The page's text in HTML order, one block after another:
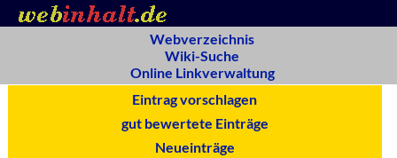
Webverzeichnis
Wiki-Suche
Online Linkverwaltung
Eintrag vorschlagen
gut bewertete Einträge
Neueinträge